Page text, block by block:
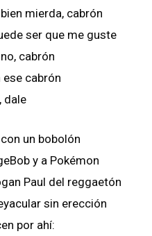
mierda, cabrón
ser que me guste
cabrón
ese cabrón
dale
un bobolón
y a Pokémon
Paul del reggaetón
sin erección
por ahí: